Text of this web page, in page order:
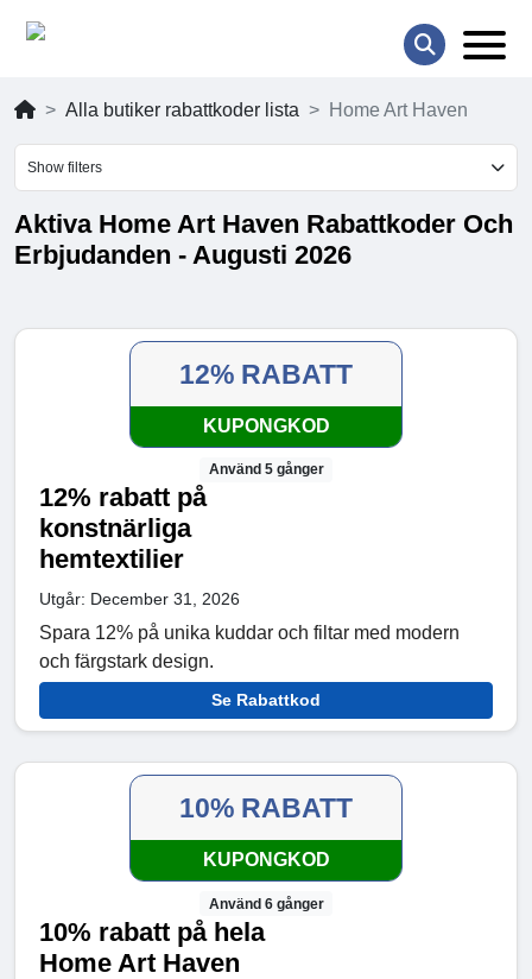
Alla butiker rabattkoder lista Home Art Haven
Show filters
Aktiva Home Art Haven Rabattkoder Och
Erbjudanden - Augusti 2026
12% RABATT
KUPONGKOD
Använd 5 gånger
12% rabatt på
konstnärliga
hemtextilier
Utgår: December 31, 2026
Spara 12% på unika kuddar och filtar med modern
och färgstark design.
Se Rabattkod
10% RABATT
KUPONGKOD
Använd 6 gånger
10% rabatt på hela
Home Art Haven